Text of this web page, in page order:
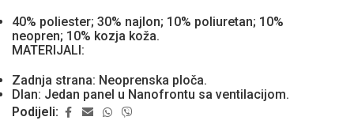
40% poliester; 30% najlon; 10% poliuretan; 10%
neopren; 10% kozja koža.
MATERIJALI:
Zadnja strana: Neoprenska ploča.
Dlan: Jedan panel u Nanofrontu sa ventilacijom.
Podijeli: